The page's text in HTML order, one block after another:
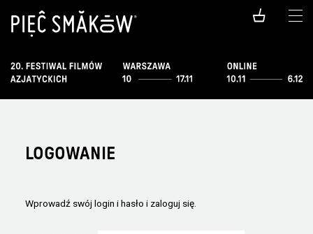
LOGOWANIE
Wprowadź swój login i hasło i zaloguj się.